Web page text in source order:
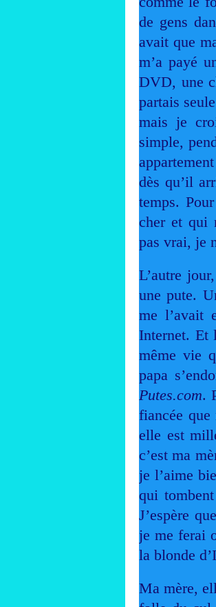
de gens
avait que
m’a payé
DVD, une
partais
mais je
simple,
dès qu’il
temps.
cher et qui
pas vrai, je
L’autre
une pute.
me l’avait
Internet. Et
même vie
papa
Putes.com.
fiancée
elle est
c’est ma
je l’aime
qui
J’espère
je me ferai
la blonde
Ma mère,